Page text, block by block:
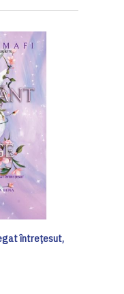
întrețesut,